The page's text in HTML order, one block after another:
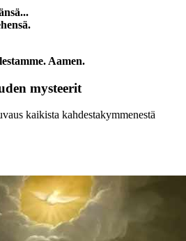
Aamen.
mysteerit
kaikista kahdestakymmenestä